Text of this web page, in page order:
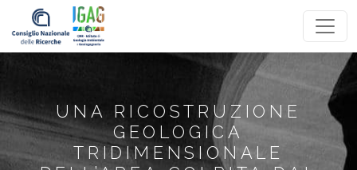
Homepage
UNA RICOSTRUZIONE
GEOLOGICA
TRIDIMENSIONALE